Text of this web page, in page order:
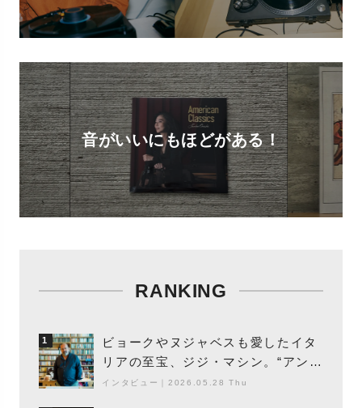
音がいいにもほどがある！
RANKING
1
ビョークやヌジャベスも愛したイタ
リアの至宝、ジジ・マシン。“アンビ
エントの巨匠”が明かす創作の原点
インタビュー 2026.05.28 Thu